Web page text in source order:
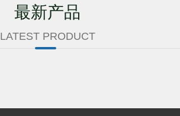
最新产品
LATEST PRODUCT